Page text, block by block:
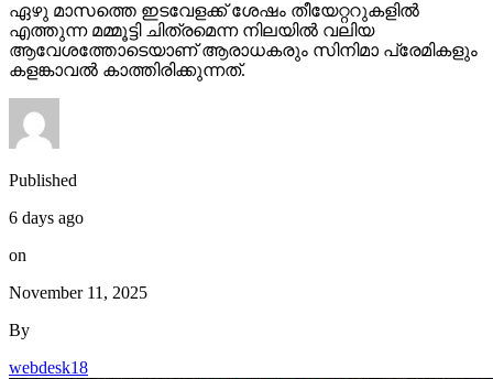
ഏഴു മാസത്തെ ഇടവേളക്ക് ശേഷം തീയേറ്ററുകളിൽ
എത്തുന്ന മമ്മൂട്ടി ചിത്രമെന്ന നിലയിൽ വലിയ
ആവേശത്തോടെയാണ് ആരാധകരും സിനിമാ പ്രേമികളും
കളങ്കാവൽ കാത്തിരിക്കുന്നത്.
Published
6 days ago
on
November 11, 2025
By
webdesk18